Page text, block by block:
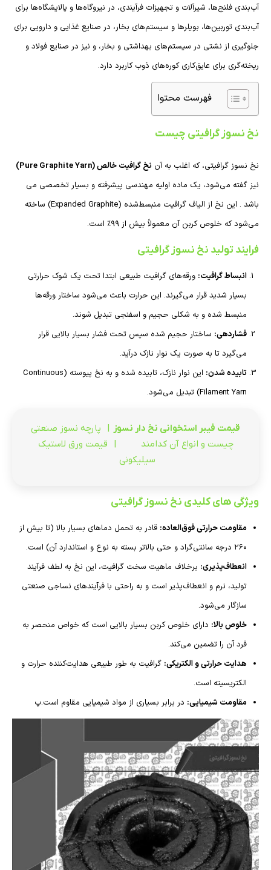
آب‌بندی فلنج‌ها، شیرآلات و تجهیزات فرآیندی، در نیروگاه‌ها و پالایشگاه‌ها برای
آب‌بندی توربین‌ها، بویلرها و سیستم‌های بخار، در صنایع غذایی و دارویی برای
جلوگیری از نشتی در سیستم‌های بهداشتی و بخار، و نیز در صنایع فولاد و
ریخته‌گری برای عایق‌کاری کوره‌های ذوب کاربرد دارد.
فهرست محتوا
نخ نسوز گرافیتی چیست
نخ نسوز گرافیتی، که اغلب به آن نخ گرافیت خالص (Pure Graphite Yarn)
نیز گفته می‌شود، یک ماده اولیه مهندسی پیشرفته و بسیار تخصصی می
باشد . این نخ از الیاف گرافیت منبسط‌شده (Expanded Graphite) ساخته
می‌شود که خلوص کربن آن معمولاً بیش از ۹۹٪ است.
فرایند تولید نخ نسوز گرافیتی
انبساط گرافیت: ورقه‌های گرافیت طبیعی ابتدا تحت یک شوک حرارتی
بسیار شدید قرار می‌گیرند. این حرارت باعث می‌شود ساختار ورقه‌ها
منبسط شده و به شکلی حجیم و اسفنجی تبدیل شوند.
فشاردهی: ساختار حجیم شده سپس تحت فشار بسیار بالایی قرار
می‌گیرد تا به صورت یک نوار نازک درآید.
تابیده شدن:
این نوار نازک، تابیده شده و به نخ پیوسته (Continuous
Filament Yarn) تبدیل می‌شود.
قیمت فیبر استخوانی نخ دار نسوز | پارچه نسوز صنعتی
چیست و انواع آن کدامند | قیمت ورق لاستیک
سیلیکونی
ویژگی های کلیدی نخ نسوز گرافیتی
مقاومت حرارتی فوق‌العاده: قادر به تحمل دماهای بسیار بالا (تا بیش از
۲۶۰ درجه سانتی‌گراد و حتی بالاتر بسته به نوع و استاندارد آن) است.
انعطاف‌پذیری: برخلاف ماهیت سخت گرافیت، این نخ به لطف فرآیند
تولید، نرم و انعطاف‌پذیر است و به راحتی با فرآیندهای نساجی صنعتی
سازگار می‌شود.
خلوص بالا: دارای خلوص کربن بسیار بالایی است که خواص منحصر به
فرد آن را تضمین می‌کند.
هدایت حرارتی و الکتریکی: گرافیت به طور طبیعی هدایت‌کننده حرارت و
الکتریسیته است.
مقاومت شیمیایی: در برابر بسیاری از مواد شیمیایی مقاوم است.پ